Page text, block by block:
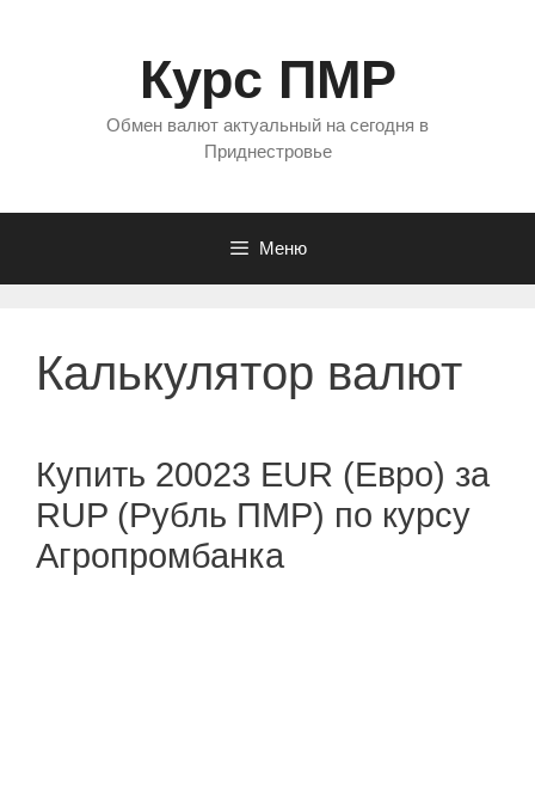
Курс ПМР
Обмен валют актуальный на сегодня в
Приднестровье
Меню
Калькулятор валют
Купить 20023 EUR (Евро) за
RUP (Рубль ПМР) по курсу
Агропромбанка